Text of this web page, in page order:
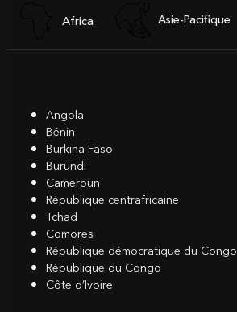
Africa Asie-Pacifique
Angola
Bénin
Burkina Faso
Burundi
Cameroun
République centrafricaine
Tchad
Comores
République démocratique du Congo
République du Congo
Côte d’Ivoire